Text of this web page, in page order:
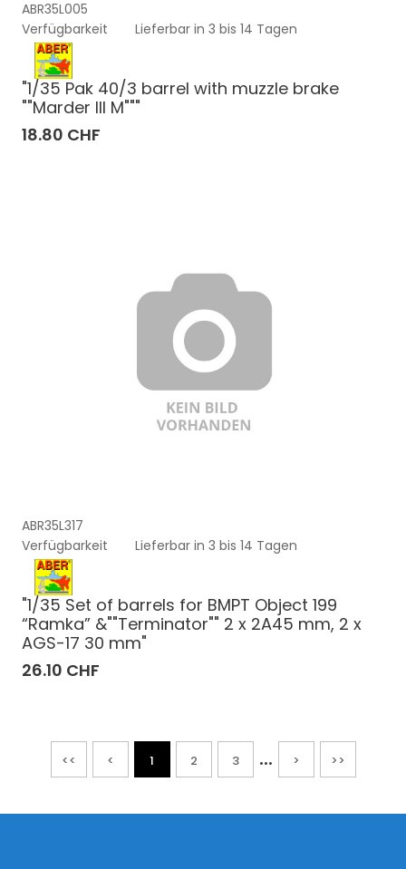
ABR35L005
Verfügbarkeit
Lieferbar in 3 bis 14 Tagen
"1/35 Pak 40/3 barrel with muzzle brake
""Marder III M"""
18.80 CHF
ABR35L317
Verfügbarkeit
Lieferbar in 3 bis 14 Tagen
"1/35 Set of barrels for BMPT Object 199
“Ramka” &""Terminator"" 2 x 2A45 mm, 2 x
AGS-17 30 mm"
26.10 CHF
<< < 1 2 3 ... > >>